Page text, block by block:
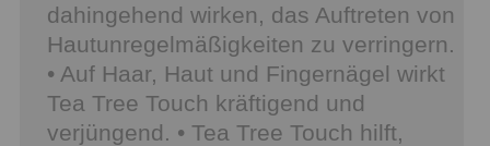
dahingehend wirken, das Auftreten von
Hautunregelmäßigkeiten zu verringern.
• Auf Haar, Haut und Fingernägel wirkt
Tea Tree Touch kräftigend und
verjüngend. • Tea Tree Touch hilft,